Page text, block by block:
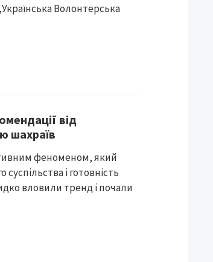
Волонтерська
від
шахраїв
феноменом, який
і готовність
вловили тренд і почали